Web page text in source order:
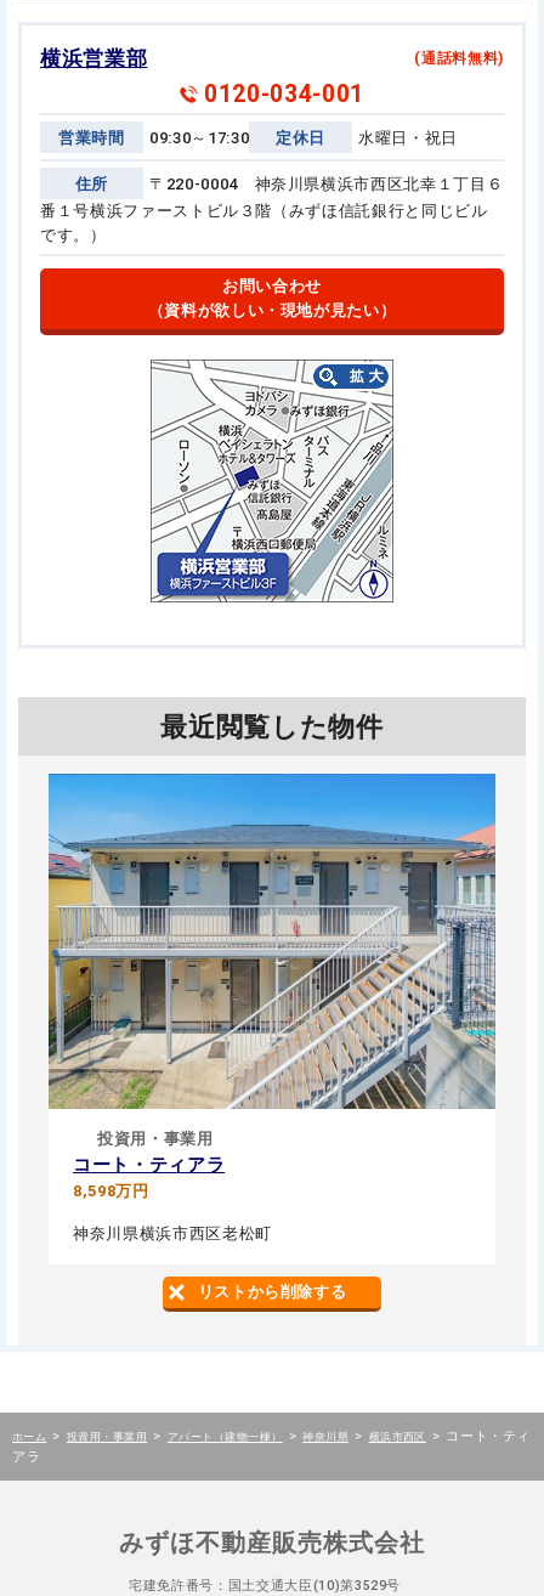
横浜営業部
0120-034-001
(通話料無料)
営業時間 09:30～17:30 定休日 水曜日・祝日
住所
〒220-0004 神奈川県横浜市西区北幸１丁目６
番１号横浜ファーストビル３階（みずほ信託銀行と同じビル
です。）
お問い合わせ
（資料が欲しい・現地が見たい）
最近閲覧した物件
投資用・事業用
コート・ティアラ
8,598万円
神奈川県横浜市西区老松町
リストから削除する
ホーム > 投資用・事業用 > アパート（建物一棟） > 神奈川県 > 横浜市西区 > コート・ティ
アラ
みずほ不動産販売株式会社
宅建免許番号：国土交通大臣(10)第3529号